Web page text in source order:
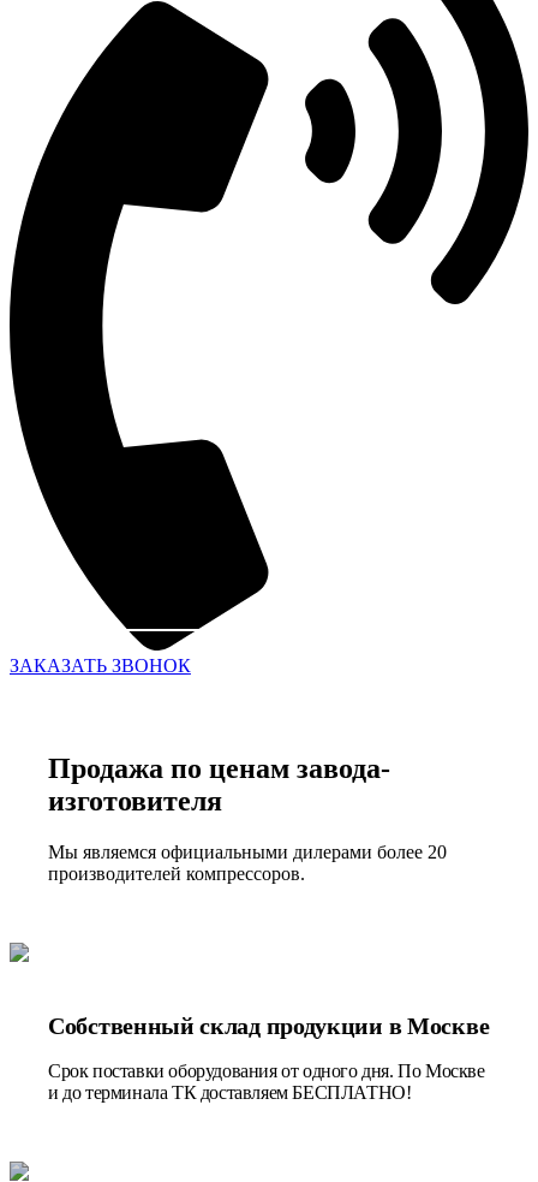
ЗАКАЗАТЬ ЗВОНОК
Продажа по ценам завода-
изготовителя
Мы являемся официальными дилерами более 20
производителей компрессоров.
Собственный склад продукции в Москве
Срок поставки оборудования от одного дня. По Москве
и до терминала ТК доставляем БЕСПЛАТНО!